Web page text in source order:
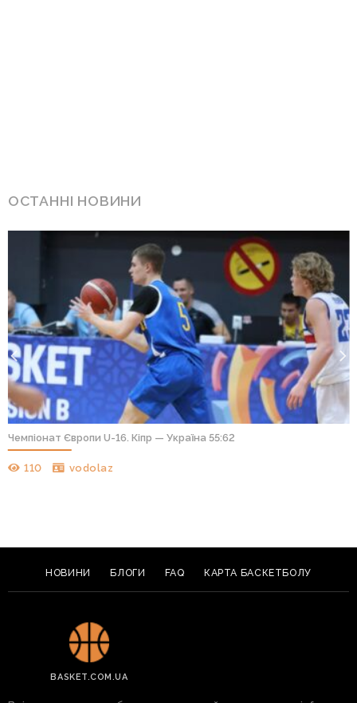
ОСТАННІ НОВИНИ
Чемпіонат Європи U-16. Кіпр — Україна 55:62
110 vodolaz
НОВИНИ БЛОГИ FAQ КАРТА БАСКЕТБОЛУ
BASKET.COM.UA